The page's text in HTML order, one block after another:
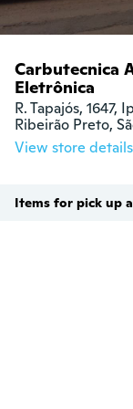
Carbutecnica
Eletrônica
R. Tapajós, 1647,
Ribeirão Preto,
View store details
Items for pick up